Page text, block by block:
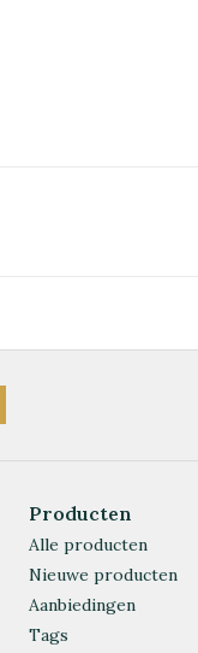
Producten
Alle producten
Nieuwe producten
Aanbiedingen
Tags